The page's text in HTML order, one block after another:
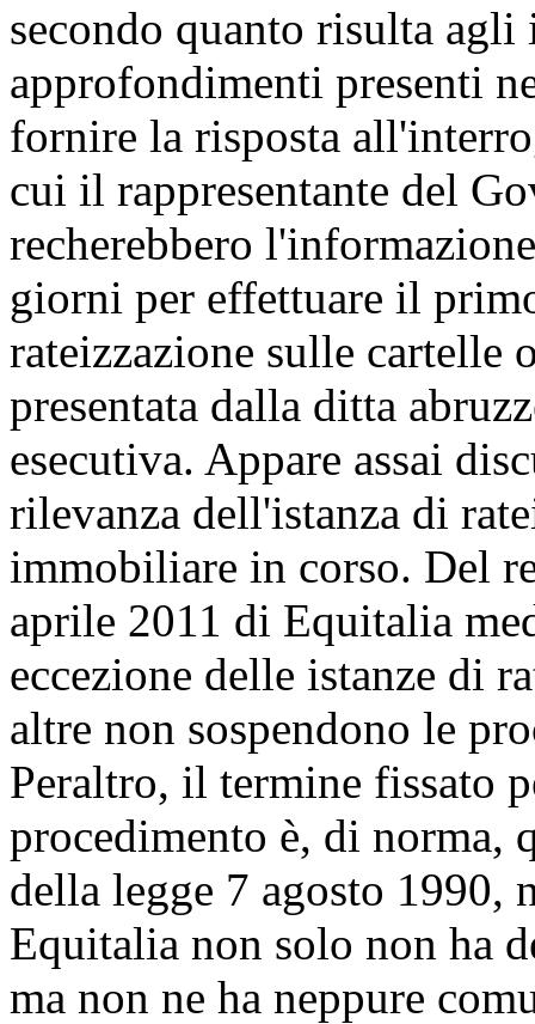
secondo quanto risulta
approfondimenti presenti
fornire la risposta
cui il rappresentante del
recherebbero
giorni per effettuare il
rateizzazione sulle cartelle
presentata dalla ditta
esecutiva. Appare assai
rilevanza dell'istanza di
immobiliare in corso. Del
aprile 2011 di Equitalia
eccezione delle istanze di
altre non sospendono le
Peraltro, il termine fissato
procedimento è, di
della legge 7 agosto 1990,
Equitalia non solo non ha
ma non ne ha neppure